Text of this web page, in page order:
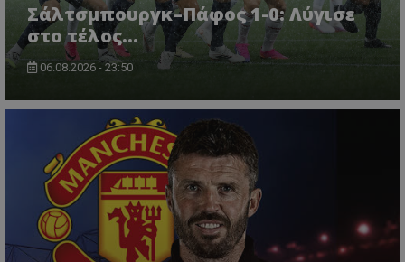
Σάλτσμπουργκ–Πάφος 1-0: Λύγισε
στο τέλος...
06.08.2026 - 23:50